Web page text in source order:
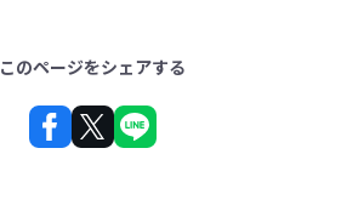
このページをシェアする